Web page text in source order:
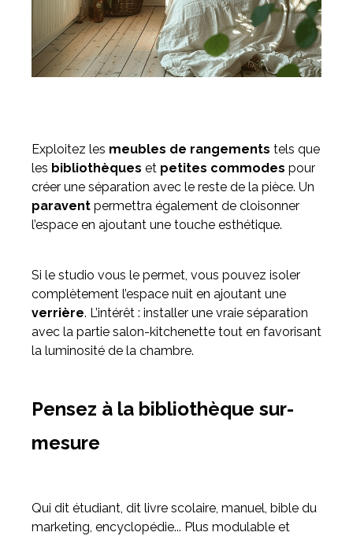
Exploitez les meubles de rangements tels que
les bibliothèques et petites commodes pour
créer une séparation avec le reste de la pièce. Un
paravent permettra également de cloisonner
l’espace en ajoutant une touche esthétique.
Si le studio vous le permet, vous pouvez isoler
complètement l’espace nuit en ajoutant une
verrière. L’intérêt : installer une vraie séparation
avec la partie salon-kitchenette tout en favorisant
la luminosité de la chambre.
Pensez à la bibliothèque sur-
mesure
Qui dit étudiant, dit livre scolaire, manuel, bible du
marketing, encyclopédie... Plus modulable et